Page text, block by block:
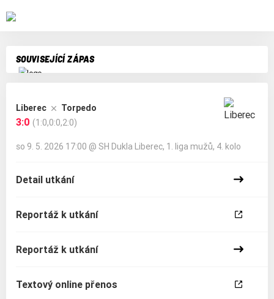
SOUVISEJÍCÍ ZÁPAS
Liberec Torpedo
3:0 (1:0,0:0,2:0)
so 9. 5. 2026 17:00 @ SH Dukla Liberec, 1. liga mužů, 4. kolo
Detail utkání
Reportáž k utkání
Reportáž k utkání
Textový online přenos